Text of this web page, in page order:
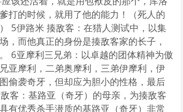
打的时候，就用了他的能力！（死人的
5伊路米 揍敌客：在猎人测试中，以集
，而他真正的身份是揍敌客家的长子，
6亚摩利三兄弟：以卓越的团体精神为傲
亚摩利，二弟奥摩利，三弟伊摩利，伊
偷袭奇牙，但却应为胆小的性格，最后
客：基路亚（奇牙）的母亲，为揍敌客
有优秀杀手潜质的基路亚（奇牙）非常